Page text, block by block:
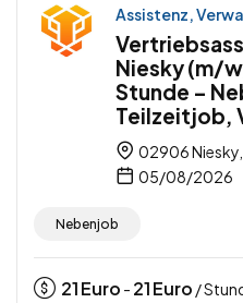
Assistenz,
Niesky (m/
Stunde –
Teilzeitjob,
02906
05/08/2026
Nebenjob
21Euro - 21Euro /